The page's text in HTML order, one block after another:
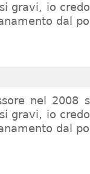
gravi, io
dal
nel 2008
gravi, io
dal